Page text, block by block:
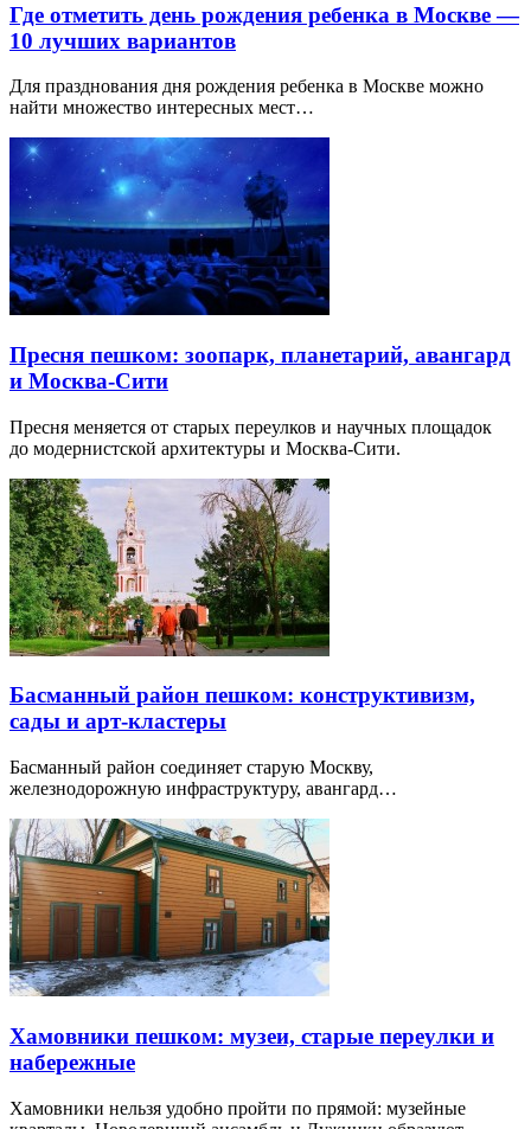
Где отметить день рождения ребенка в Москве —
10 лучших вариантов
Для празднования дня рождения ребенка в Москве можно
найти множество интересных мест…
Пресня пешком: зоопарк, планетарий, авангард
и Москва-Сити
Пресня меняется от старых переулков и научных площадок
до модернистской архитектуры и Москва-Сити.
Басманный район пешком: конструктивизм,
сады и арт-кластеры
Басманный район соединяет старую Москву,
железнодорожную инфраструктуру, авангард…
Хамовники пешком: музеи, старые переулки и
набережные
Хамовники нельзя удобно пройти по прямой: музейные